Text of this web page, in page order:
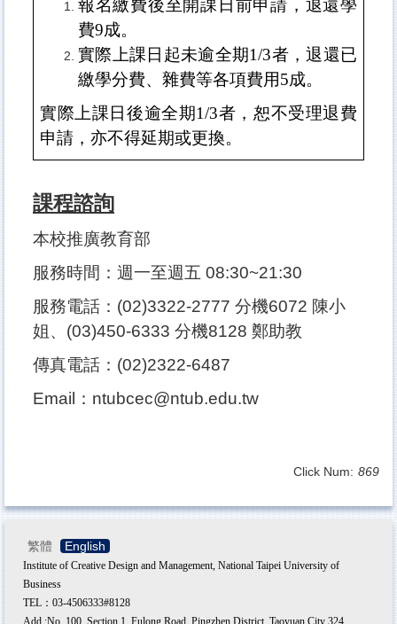
報名繳費後至開課日前申請，退還學
費9成。
實際上課日起未逾全期1/3者，退還已
繳學分費、雜費等各項費用5成。
實際上課日後逾全期1/3者，恕不受理退費
申請，亦不得延期或更換。
課程諮詢
本校推廣教育部
服務時間：週一至週五 08:30~21:30
服務電話：(02)3322-2777 分機6072 陳小
姐、(03)450-6333 分機8128 鄭助教
傳真電話：(02)2322-6487
Email：ntubcec@ntub.edu.tw
Click Num: 869
繁體 English
Institute of Creative Design and Management, National Taipei University of
Business
TEL：03-4506333#8128
Add.:No. 100, Section 1, Fulong Road, Pingzhen District, Taoyuan City 324,